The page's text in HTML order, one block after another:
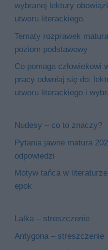
wybranej lektury
utworu literackiego.
Tematy rozprawek
poziom podstawowy
Co pomaga człowiekowi
pracy odwołaj się do:
utworu literackiego i
Nudesy – co to znaczy?
Pytania jawne matura
odpowiedzi
Motyw tańca w
epok
Lalka – streszczenie
Antygona – streszczenie